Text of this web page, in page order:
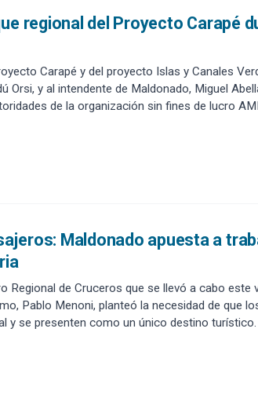
regional del Proyecto Carapé
Carapé y del proyecto Islas y Canales
Orsi, y al intendente de Maldonado, Miguel
de la organización sin fines de lucro
Maldonado apuesta a
Regional de Cruceros que se llevó a cabo
Pablo Menoni, planteó la necesidad de que
y se presenten como un único destino turístico.